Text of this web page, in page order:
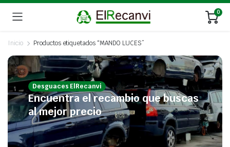
0
Inicio Productos etiquetados “MANDO LUCES”
Desguaces ElRecanvi
Encuentra el recambio que buscas
al mejor precio